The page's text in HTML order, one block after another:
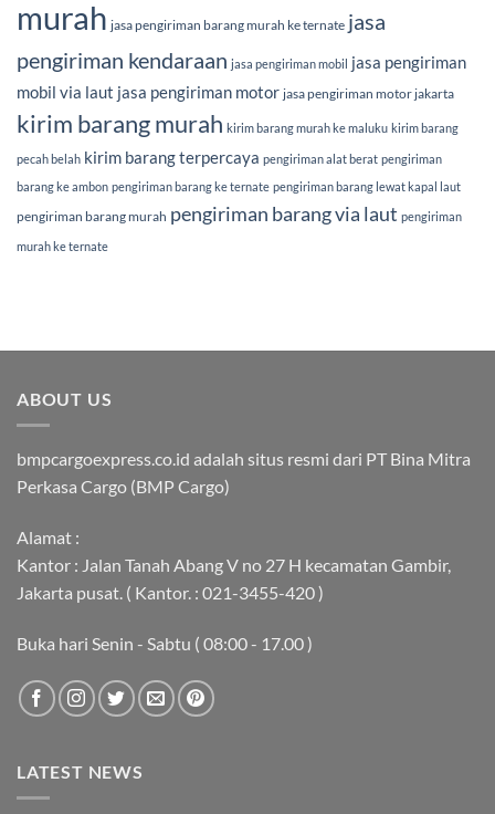
murah jasa pengiriman barang murah ke ternate jasa
pengiriman kendaraan jasa pengiriman mobil jasa pengiriman
mobil via laut jasa pengiriman motor jasa pengiriman motor jakarta
kirim barang murah kirim barang murah ke maluku kirim barang
pecah belah kirim barang terpercaya pengiriman alat berat pengiriman
barang ke ambon pengiriman barang ke ternate pengiriman barang lewat kapal laut
pengiriman barang murah pengiriman barang via laut pengiriman
murah ke ternate
ABOUT US
bmpcargoexpress.co.id adalah situs resmi dari PT Bina Mitra
Perkasa Cargo (BMP Cargo)
Alamat :
Kantor : Jalan Tanah Abang V no 27 H kecamatan Gambir,
Jakarta pusat. ( Kantor. : 021-3455-420 )
Buka hari Senin - Sabtu ( 08:00 - 17.00 )
LATEST NEWS